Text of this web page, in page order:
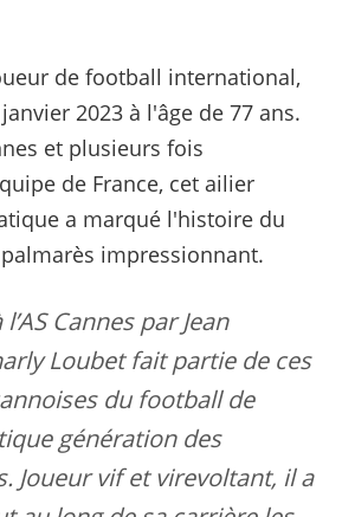
de football international,
2023 à l'âge de 77 ans.
et plusieurs fois
de France, cet ailier
a marqué l'histoire du
impressionnant.
Cannes par Jean
Loubet fait partie de ces
du football de
génération des
Joueur vif et virevoltant, il a